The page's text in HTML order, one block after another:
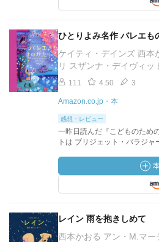
ひとりよみ名作 バレエも
ケイティ・デインズ 西本
リ スザンナ・デイヴィッ
111 4.50 3
Amazon.co.jp・本
感想・レビュー
一昨日読んだ『こどものため
トは ブリジェット・バラジャ
レイン 雨を抱きしめて
西本かおる アン・M.マー